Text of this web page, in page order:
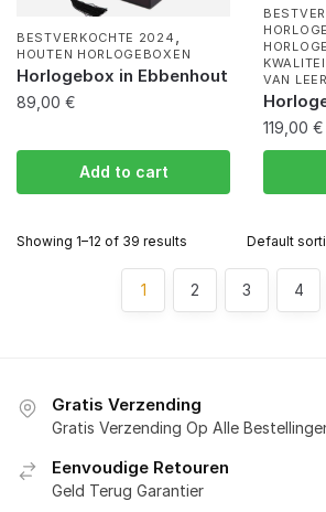
BESTVERKOCHTE 2024
HOUTEN HORLOGEBOXEN
Horlogebox in Ebbenhout
89,00 €
Add to cart
VAN LEER
119,00 €
Showing 1–12 of 39 results
1 2 3 4
Gratis Verzending
Gratis Verzending Op Alle
Eenvoudige Retouren
Geld Terug Garantier